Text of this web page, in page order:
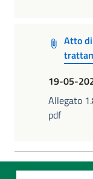
Atto
19-05-
Allegato
pdf